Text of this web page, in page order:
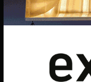
08015
CIF:
Contacto
Utilizamos cookies